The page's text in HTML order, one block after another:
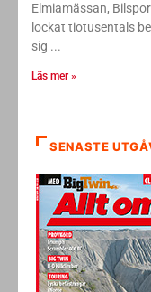
Elmiamässan,
lockat tiotusentals
sig
Läs mer »
SENASTE